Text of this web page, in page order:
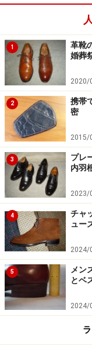
1
革靴
婚葬
2020/
2
携帯
密
2015/
3
プレ
内羽
2023/
4
チャ
ュー
2024/
5
メン
とベ
2024/